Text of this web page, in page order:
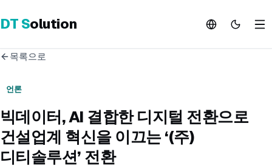
DT Solution
목록으로
언론
빅데이터, AI 결합한 디지털 전환으로
건설업계 혁신을 이끄는 ‘(주)
디티솔루션’ 전환